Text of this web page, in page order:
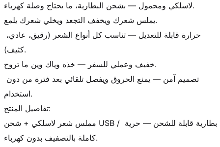
لاسلكي ومحمول — بشحن البطارية، ما يحتاج وصلة كهرباء.
يملس شعرك ويخفف التجعد ويخلي شعرك يلمع.
كثيف).
خفيف وعملي للسفر — خذه وياك وين ما تروح.
استخدام.
تفاصيل المنتج:
مملس شعر لاسلكي + شحن USB / بطارية قابلة للشحن — حرية
كاملة بالتصفيف بدون كهرباء.